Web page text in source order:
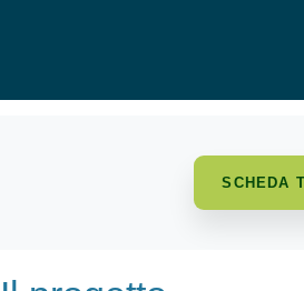
SCHEDA